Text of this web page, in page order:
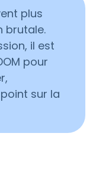
plus
brutale.
il est
pour
sur la